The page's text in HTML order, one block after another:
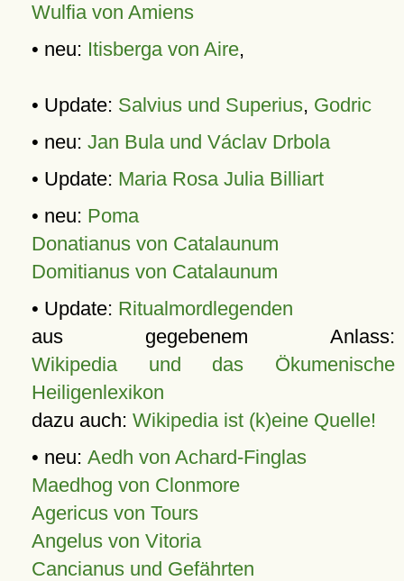
Wulfia von Amiens
• neu: Itisberga von Aire,
• Update: Salvius und Superius, Godric
• neu: Jan Bula und Václav Drbola
• Update: Maria Rosa Julia Billiart
• neu: Poma
Donatianus von Catalaunum
Domitianus von Catalaunum
• Update: Ritualmordlegenden
aus gegebenem Anlass:
Wikipedia und das Ökumenische
Heiligenlexikon
dazu auch: Wikipedia ist (k)eine Quelle!
• neu: Aedh von Achard-Finglas
Maedhog von Clonmore
Agericus von Tours
Angelus von Vitoria
Cancianus und Gefährten